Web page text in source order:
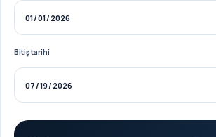
Bitiş tarihi